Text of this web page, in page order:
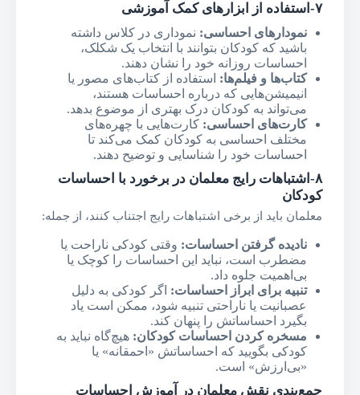
۷-استفاده از ابزارهای کمک آموزشی
نمودارهای احساسی: نموداری در کلاس داشته
باشید که کودکان بتوانند با انتخاب یک شکلک،
احساسات روزانه خود را نشان دهند.
کتاب‌ها و فیلم‌ها: استفاده از کتاب‌های مصور یا
انیمیشن‌هایی که درباره احساسات هستند،
می‌تواند به کودکان درک بهتری از موضوع بدهد.
کارت‌های احساسی: کارت‌هایی با چهره‌های
مختلف احساسی به کودکان کمک می‌کند تا
احساسات خود را شناسایی و توضیح دهند.
۸-اشتباهات رایج معلمان در برخورد با احساسات
کودکان
معلمان باید از برخی اشتباهات رایج اجتناب کنند، از جمله:
نادیده گرفتن احساسات: وقتی کودکی ناراحت یا
مضطرب است، نباید این احساسات را کوچک یا
بی‌اهمیت جلوه داد.
تنبیه برای ابراز احساسات: اگر کودکی به دلیل
عصبانیت یا ناراحتی تنبیه شود، ممکن است یاد
بگیرد احساساتش را پنهان کند.
مسخره کردن احساسات کودکان: هیچ‌گاه نباید به
کودکی بگویید که احساساتش «احمقانه» یا
«بی‌ارزش» است.
جمع‌بندی نقش معلمان در آموزش احساسات